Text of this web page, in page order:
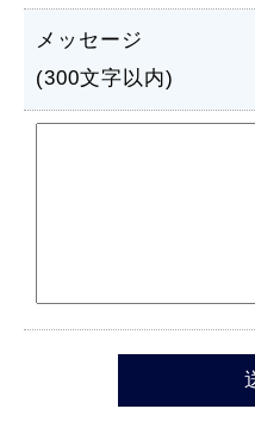
メッセージ
(300文字以内)